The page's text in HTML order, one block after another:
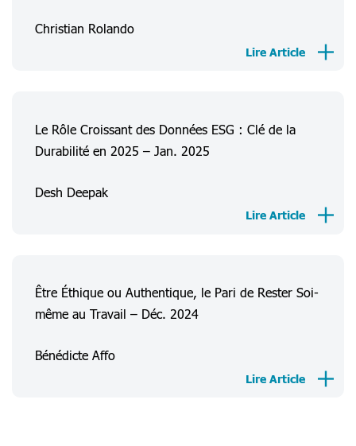
Expériences
Projets
Christian Rolando
Lire Article
Le Rôle Croissant des Données ESG : Clé de la
Durabilité en 2025 – Jan. 2025
Desh Deepak
Lire Article
Être Éthique ou Authentique, le Pari de Rester Soi-
même au Travail – Déc. 2024
Bénédicte Affo
Lire Article